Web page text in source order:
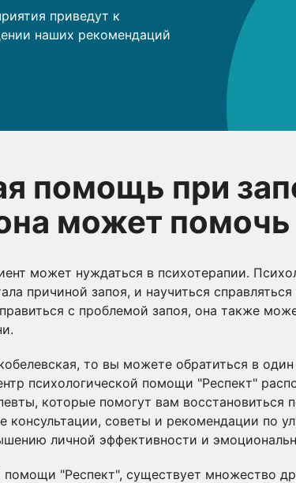
приведут к
наших рекомендаций
помощь при
может помочь
может нуждаться в психотерапии.
причиной запоя, и научиться
с проблемой запоя, она также
то вы можете обратиться в
психологической помощи "Респект"
которые помогут вам восстановиться
консультации, советы и рекомендации по
личной эффективности и
"Респект", существует множество